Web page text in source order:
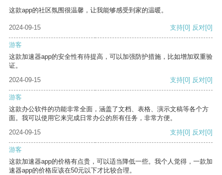
这款app的社区氛围很温馨，让我能够感受到家的温暖。
2024-09-15 支持[0] 反对[0]
游客
这款加速器app的安全性有待提高，可以加强防护措施，比如增加双重验
证。
2024-09-15
支持[0] 反对[0]
游客
这款办公软件的功能非常全面，涵盖了文档、表格、演示文稿等各个方
面。我可以使用它来完成日常办公的所有任务，非常方便。
2024-09-15
支持[0] 反对[0]
游客
这款加速器app的价格有点贵，可以适当降低一些。我个人觉得，一款加
速器app的价格应该在50元以下才比较合理。